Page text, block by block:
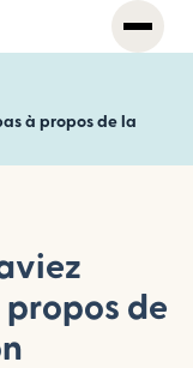
à propos de la
de